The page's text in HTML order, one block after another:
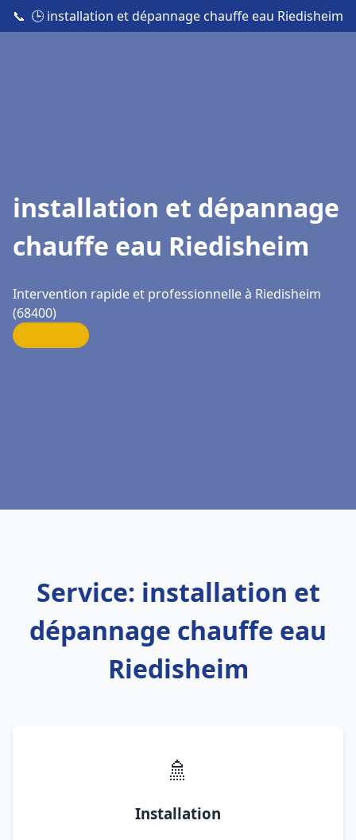
📞 🕒 installation et dépannage chauffe eau Riedisheim
installation et dépannage
chauffe eau Riedisheim
Intervention rapide et professionnelle à Riedisheim
(68400)
Service: installation et
dépannage chauffe eau
Riedisheim
🚿
Installation